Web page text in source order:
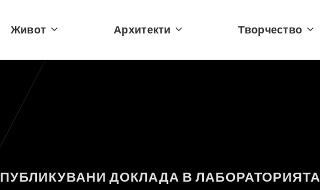
Живот Архитекти Творчество
ПУБЛИКУВАНИ ДОКЛАДА В ЛАБОРАТОРИЯТА